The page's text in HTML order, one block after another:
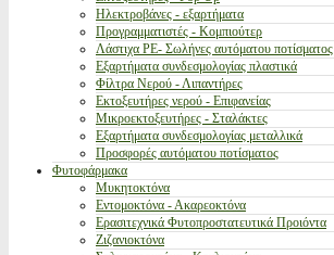
Ηλεκτροβάνες - εξαρτήματα
Προγραμματιστές - Κομπιούτερ
Λάστιχα PE- Σωλήνες αυτόματου ποτίσματος
Εξαρτήματα συνδεσμολογίας πλαστικά
Φίλτρα Νερού - Λιπαντήρες
Εκτοξευτήρες νερού - Επιφανείας
Μικροεκτοξευτήρες - Σταλάκτες
Εξαρτήματα συνδεσμολογίας μεταλλικά
Προσφορές αυτόματου ποτίσματος
Φυτοφάρμακα
Μυκητοκτόνα
Εντομοκτόνα - Ακαρεοκτόνα
Ερασιτεχνικά Φυτοπροστατευτικά Προιόντα
Ζιζανιοκτόνα